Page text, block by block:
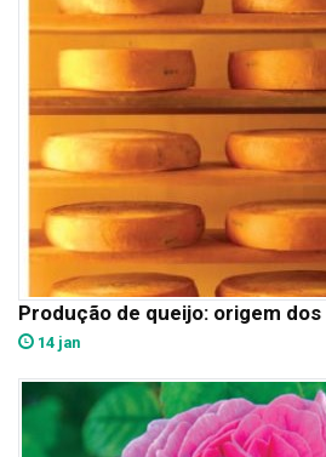
Produção de queijo: origem
14 jan